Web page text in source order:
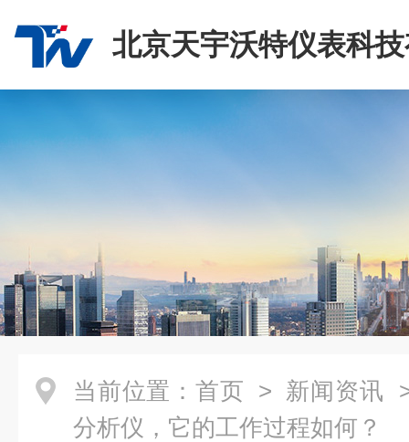
北京天宇沃特仪表科
司
当前位置： 首页 > 新闻资讯
分析仪，它的工作过程如何？